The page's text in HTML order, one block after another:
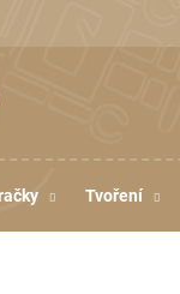
Tvoření